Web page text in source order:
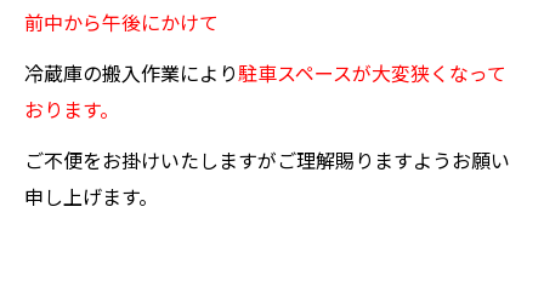
前中から午後にかけて
冷蔵庫の搬入作業により 駐車スペースが大変狭くなって
おります。
ご不便をお掛けいたしますがご理解賜りますようお願い
申し上げます。